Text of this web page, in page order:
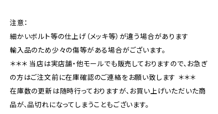
注意：
細かいボルト等の仕上げ（メッキ等）が違う場合があります
輸入品のため少々の傷等がある場合がございます。
＊＊＊ 当店は実店舗・他モールでも販売しておりますので、お急ぎ
の方はご注文前に在庫確認のご連絡をお願い致します ＊＊＊
在庫数の更新は随時行っておりますが、お買い上げいただいた商
品が、品切れになってしまうこともございます。